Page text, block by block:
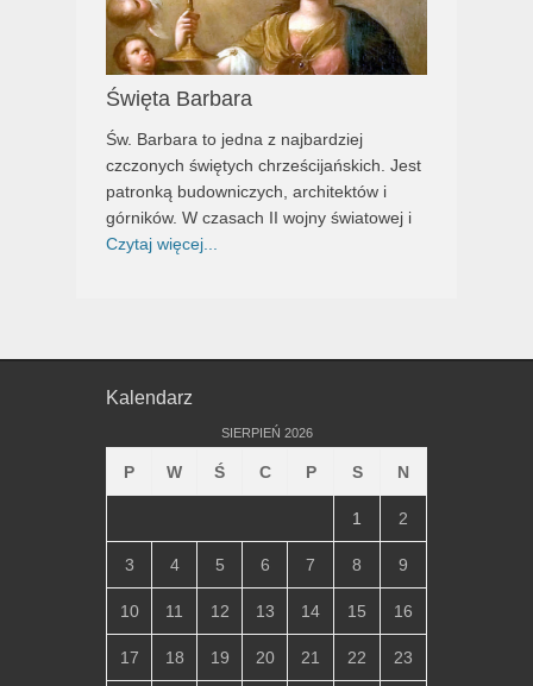
Święta Barbara
Św. Barbara to jedna z najbardziej
czczonych świętych chrześcijańskich. Jest
patronką budowniczych, architektów i
górników. W czasach II wojny światowej i
Czytaj więcej...
Kalendarz
SIERPIEŃ 2026
P W Ś C P S N
1 2
3 4 5 6 7 8 9
10 11 12 13 14 15 16
17 18 19 20 21 22 23